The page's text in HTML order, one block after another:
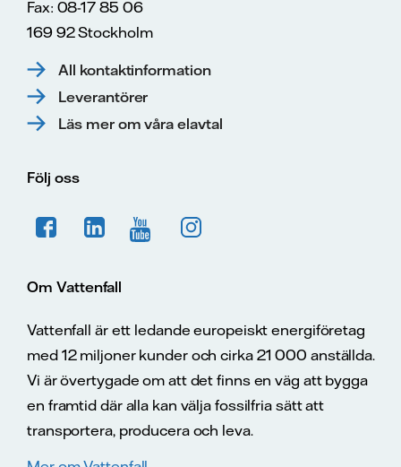
Fax: 08-17 85 06
169 92 Stockholm
All kontaktinformation
Leverantörer
Läs mer om våra elavtal
Följ oss
Om Vattenfall
Vattenfall är ett ledande europeiskt energiföretag
med 12 miljoner kunder och cirka 21 000 anställda.
Vi är övertygade om att det finns en väg att bygga
en framtid där alla kan välja fossilfria sätt att
transportera, producera och leva.